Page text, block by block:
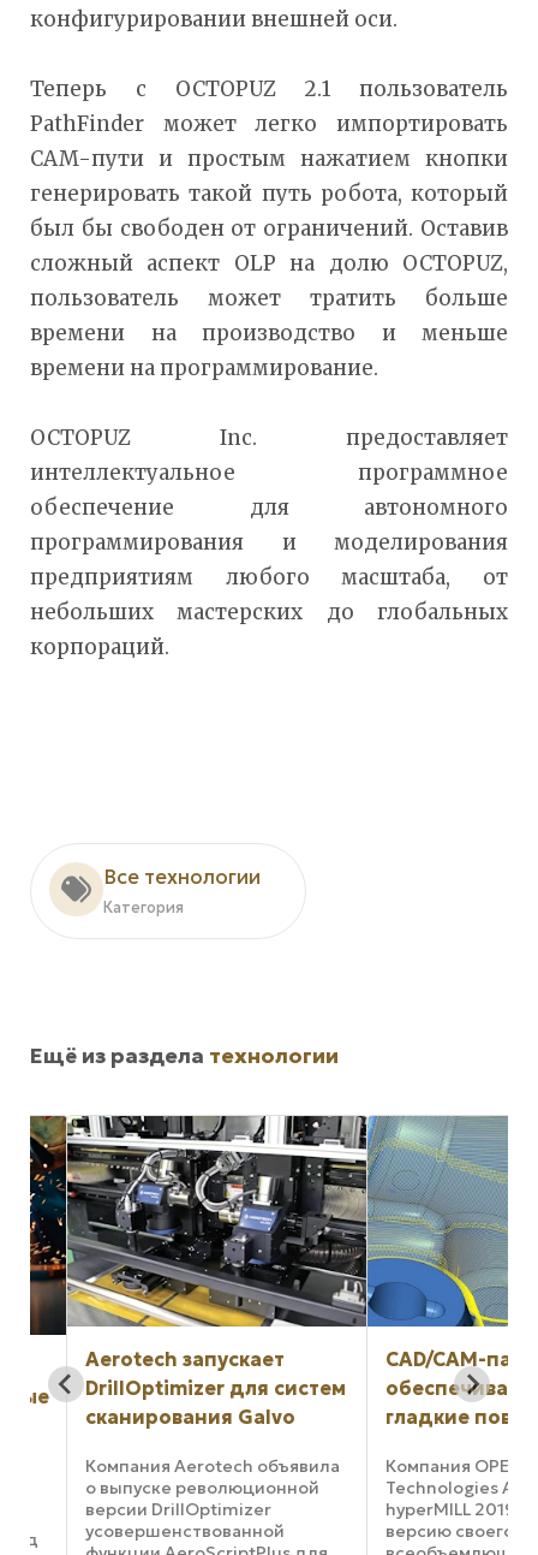
конфигурировании внешней оси.
Теперь с OCTOPUZ 2.1 пользователь
PathFinder может легко импортировать
CAM-пути и простым нажатием кнопки
генерировать такой путь робота, который
был бы свободен от ограничений. Оставив
сложный аспект OLP на долю OCTOPUZ,
пользователь может тратить больше
времени на производство и меньше
времени на программирование.
OCTOPUZ Inc. предоставляет
интеллектуальное программное
обеспечение для автономного
программирования и моделирования
предприятиям любого масштаба, от
небольших мастерских до глобальных
корпораций.
Все технологии
Категория
Ещё из раздела технологии
Aerotech запускает
DrillOptimizer для систем
сканирования Galvo
Компания Aerotech объявила
о выпуске революционной
версии DrillOptimizer
усовершенствованной
CAD/CAM-пакет
обеспечивает
гладкие
Компания OPEN
Technologies AG
hyperMILL 2019.2,
версию своего